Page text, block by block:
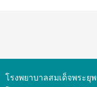
โรงพยาบาลสมเด็จพระยุ